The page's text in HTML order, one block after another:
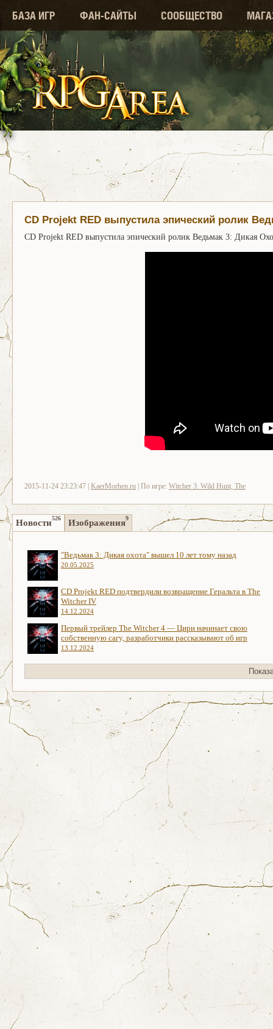
БАЗА ИГР ФАН-САЙТЫ СООБЩЕСТВО
CD Projekt RED выпустила эпический ролик
CD Projekt RED выпустила эпический ролик Ведьмак 3: Дикая
2015-11-24 23:23:47 | KaerMorhen.ru | По игре: Witcher 3: Wild Hunt, The
Новости526 Изображения9
"Ведьмак 3: Дикая охота" вышел 10 лет тому назад
20.05.2025
CD Projekt RED подтвердили возвращение Геральта в The
Witcher IV
14.12.2024
Первый трейлер The Witcher 4 — Цири начинает свою
собственную сагу, разработчики рассказывают об игр
13.12.2024